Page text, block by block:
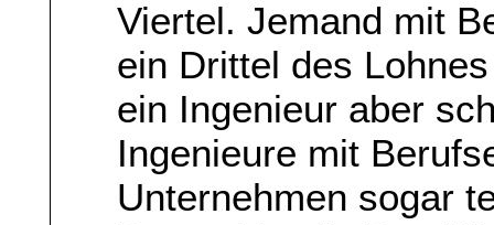
Viertel. Jemand mit
ein Drittel des
ein Ingenieur aber
Ingenieure mit
Unternehmen sogar